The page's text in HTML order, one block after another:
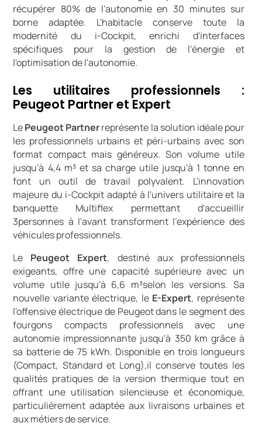
récupérer 80% de l'autonomie en 30 minutes sur
borne adaptée. L'habitacle conserve toute la
modernité du i-Cockpit, enrichi d'interfaces
spécifiques pour la gestion de l'énergie et
l'optimisation de l'autonomie.
Les utilitaires professionnels :
Peugeot Partner et Expert
LePeugeot Partnerreprésente la solution idéale pour
les professionnels urbains et péri-urbains avec son
format compact mais généreux. Son volume utile
jusqu'à 4,4 m³ et sa charge utile jusqu'à 1 tonne en
font un outil de travail polyvalent. L'innovation
majeure du i-Cockpit adapté à l'univers utilitaire et la
banquette Multiflex permettant d'accueillir
3personnes à l'avant transforment l'expérience des
véhicules professionnels.
Le Peugeot Expert, destiné aux professionnels
exigeants, offre une capacité supérieure avec un
volume utile jusqu'à 6,6 m³selon les versions. Sa
nouvelle variante électrique, le E-Expert, représente
l'offensive électrique de Peugeot dans le segment des
fourgons compacts professionnels avec une
autonomie impressionnante jusqu'à 350 km grâce à
sa batterie de 75 kWh. Disponible en trois longueurs
(Compact, Standard et Long),il conserve toutes les
qualités pratiques de la version thermique tout en
offrant une utilisation silencieuse et économique,
particulièrement adaptée aux livraisons urbaines et
aux métiers de service.